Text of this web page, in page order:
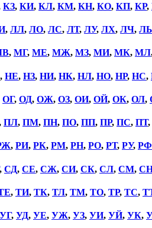
КЗ, КИ, КЛ, КМ, КН, КО, КП, КР,
, ЛЛ, ЛО, ЛС, ЛТ, ЛУ, ЛХ, ЛЧ,
, МГ, МЕ, МЖ, МЗ, МИ, МК, МЛ
, НЕ, НЗ, НИ, НК, НЛ, НО, НР, НС,
ОГ, ОД, ОЖ, ОЗ, ОИ, ОЙ, ОК, ОЛ,
ПЛ, ПМ, ПН, ПО, ПП, ПР, ПС, ПТ,
, РИ, РК, РМ, РН, РО, РТ, РУ, РФ
, СД, СЕ, СЖ, СИ, СК, СЛ, СМ,
, ТИ, ТК, ТЛ, ТМ, ТО, ТР, ТС,
УГ, УД, УЕ, УЖ, УЗ, УИ, УЙ, УК,